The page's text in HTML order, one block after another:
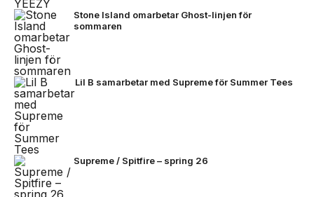
Stone Island omarbetar Ghost-linjen för
sommaren
Lil B samarbetar med Supreme för Summer Tees
Supreme / Spitfire – spring 26